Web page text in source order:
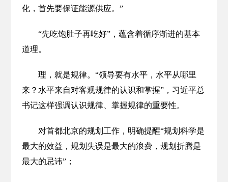
化，首先要保证能源供应。”
“先吃饱肚子再吃好”，蕴含着循序渐进的基本
道理。
理，就是规律。“领导要有水平，水平从哪里
来？水平来自对客观规律的认识和掌握”，习近平总
书记这样强调认识规律、掌握规律的重要性。
对首都北京的规划工作，明确提醒“规划科学是
最大的效益，规划失误是最大的浪费，规划折腾是
最大的忌讳”；